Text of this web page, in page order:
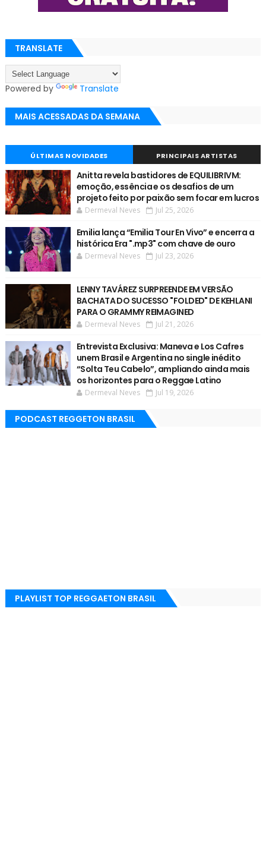
TRANSLATE
Powered by Translate
MAIS ACESSADAS DA SEMANA
ÚLTIMAS NOVIDADES PRINCIPAIS ARTISTAS
Anitta revela bastidores de EQUILIBRIVM:
emoção, essência e os desafios de um
projeto feito por paixão sem focar em lucros
Dermeval Neves Jul 25, 2026
Emilia lança “Emilia Tour En Vivo” e encerra a
histórica Era ".mp3" com chave de ouro
Dermeval Neves Jul 23, 2026
LENNY TAVÁREZ SURPREENDE EM VERSÃO
BACHATA DO SUCESSO "FOLDED" DE KEHLANI
PARA O GRAMMY REIMAGINED
Dermeval Neves Jul 21, 2026
Entrevista Exclusiva: Maneva e Los Cafres
unem Brasil e Argentina no single inédito
“Solta Teu Cabelo”, ampliando ainda mais
os horizontes para o Reggae Latino
Dermeval Neves Jul 19, 2026
PODCAST REGGETON BRASIL
PLAYLIST TOP REGGAETON BRASIL